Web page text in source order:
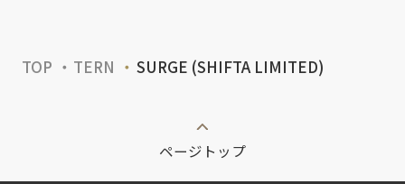
TOP TERN SURGE (SHIFTA LIMITED)
ページトップ